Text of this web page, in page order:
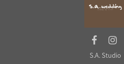
S.A. Studio